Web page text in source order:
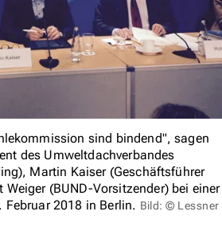
sind bindend", sagen
des Umweltdachverbandes
Martin Kaiser (Geschäftsführer
Weiger (BUND-Vorsitzender) bei einer
Februar 2018 in Berlin. Bild: © Lessner